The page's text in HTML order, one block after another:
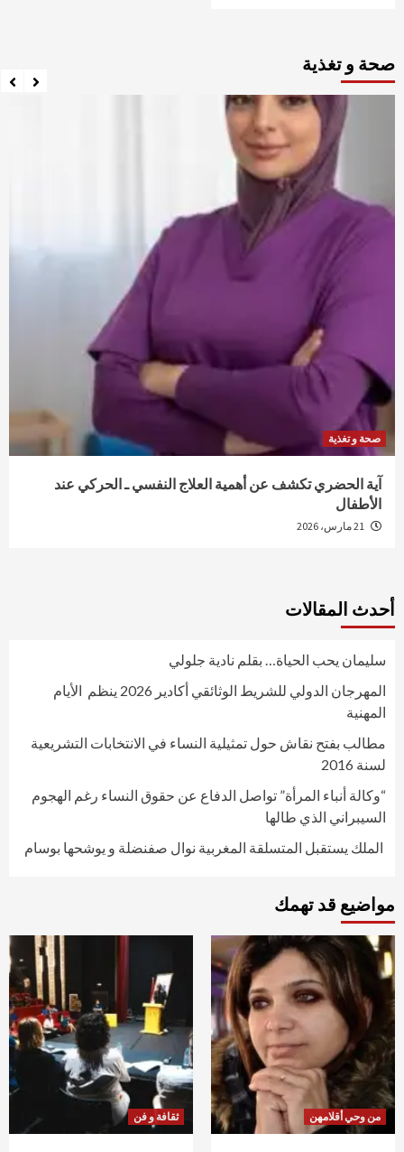
صحة و تغذية
صحة و تغذية
آية الحضري تكشف عن أهمية العلاج النفسي ـ الحركي عند
الأطفال
أحدث المقالات
سليمان يحب الحياة… بقلم نادية جلولي
المهرجان الدولي للشريط الوثائقي أكادير 2026 ينظم الأيام
المهنية
مطالب بفتح نقاش حول تمثيلية النساء في الانتخابات التشريعية
لسنة 2016
“وكالة أنباء المرأة” تواصل الدفاع عن حقوق النساء رغم الهجوم
السيبراني الذي طالها
الملك يستقبل المتسلقة المغربية نوال صفنضلة و يوشحها بوسام
مواضيع قد تهمك
من وحي أقلامهن ثقافة و فن